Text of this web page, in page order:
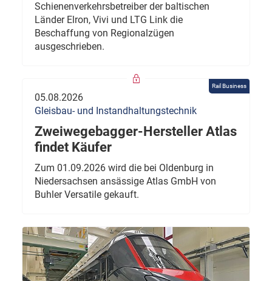
Schienenverkehrsbetreiber der baltischen
Länder Elron, Vivi und LTG Link die
Beschaffung von Regionalzügen
ausgeschrieben.
Rail Business
05.08.2026
Gleisbau- und Instandhaltungstechnik
Zweiwegebagger-Hersteller Atlas
findet Käufer
Zum 01.09.2026 wird die bei Oldenburg in
Niedersachsen ansässige Atlas GmbH von
Buhler Versatile gekauft.